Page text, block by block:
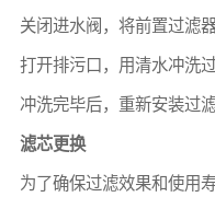
关闭进水阀，将前置过滤器
打开排污口，用清水冲洗
冲洗完毕后，重新安装过
滤芯更换
为了确保过滤效果和使用